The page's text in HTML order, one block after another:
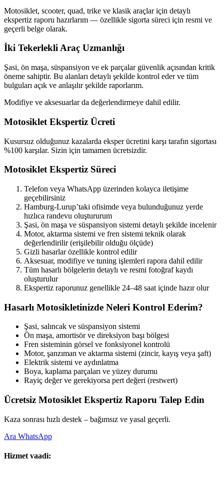
Motosiklet, scooter, quad, trike ve klasik araçlar için detaylı
ekspertiz raporu hazırlarım — özellikle sigorta süreci için resmi ve
geçerli belge olarak.
İki Tekerlekli Araç Uzmanlığı
Şasi, ön maşa, süspansiyon ve ek parçalar güvenlik açısından kritik
öneme sahiptir. Bu alanları detaylı şekilde kontrol eder ve tüm
bulguları açık ve anlaşılır şekilde raporlarım.
Modifiye ve aksesuarlar da değerlendirmeye dahil edilir.
Motosiklet Ekspertiz Ücreti
Kusursuz olduğunuz kazalarda eksper ücretini karşı tarafın sigortası
%100 karşılar. Sizin için tamamen ücretsizdir.
Motosiklet Ekspertiz Süreci
Telefon veya WhatsApp üzerinden kolayca iletişime
geçebilirsiniz
Hamburg-Lurup’taki ofisimde veya bulunduğunuz yerde
hızlıca randevu oluştururum
Şasi, ön maşa ve süspansiyon sistemi detaylı şekilde incelenir
Motor, aktarma sistemi ve fren sistemi teknik olarak
değerlendirilir (erişilebilir olduğu ölçüde)
Gizli hasarlar özellikle kontrol edilir
Aksesuar, modifiye ve tuning işlemleri rapora dahil edilir
Tüm hasarlı bölgelerin detaylı ve resmi fotoğraf kaydı
oluşturulur
Ekspertiz raporunuz genellikle 24–48 saat içinde hazır olur
Hasarlı Motosikletinizde Neleri Kontrol Ederim?
Şasi, salıncak ve süspansiyon sistemi
Ön maşa, amortisör ve direksiyon başı bölgesi
Fren sisteminin görsel ve fonksiyonel kontrolü
Motor, şanzıman ve aktarma sistemi (zincir, kayış veya şaft)
Elektrik sistemi ve aydınlatma
Boya, kaplama parçaları ve yüzey durumu
Rayiç değer ve gerekiyorsa pert değeri (restwert)
Ücretsiz Motosiklet Ekspertiz Raporu Talep Edin
Kaza sonrası hızlı destek – bağımsız ve yasal geçerli.
Ara WhatsApp
Hizmet vaadi: